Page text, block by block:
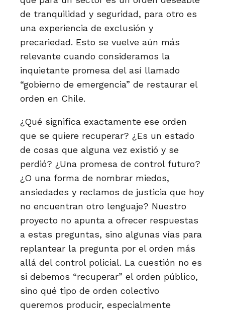
de tranquilidad y seguridad, para otro es
una experiencia de exclusión y
precariedad. Esto se vuelve aún más
relevante cuando consideramos la
inquietante promesa del así llamado
“gobierno de emergencia” de restaurar el
orden en Chile.
¿Qué significa exactamente ese orden
que se quiere recuperar? ¿Es un estado
de cosas que alguna vez existió y se
perdió? ¿Una promesa de control futuro?
¿O una forma de nombrar miedos,
ansiedades y reclamos de justicia que hoy
no encuentran otro lenguaje? Nuestro
proyecto no apunta a ofrecer respuestas
a estas preguntas, sino algunas vías para
replantear la pregunta por el orden más
allá del control policial. La cuestión no es
si debemos “recuperar” el orden público,
sino qué tipo de orden colectivo
queremos producir, especialmente